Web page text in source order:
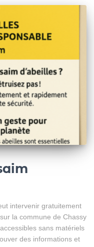
intervenir gratuitement
la commune de Chassy
sans matériels
des informations et